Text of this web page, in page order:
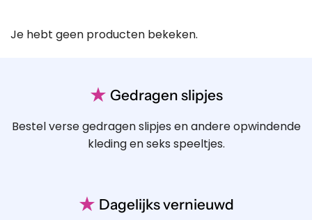
Je hebt geen producten bekeken.
★ Gedragen slipjes
Bestel verse gedragen slipjes en andere opwindende
kleding en seks speeltjes.
★ Dagelijks vernieuwd